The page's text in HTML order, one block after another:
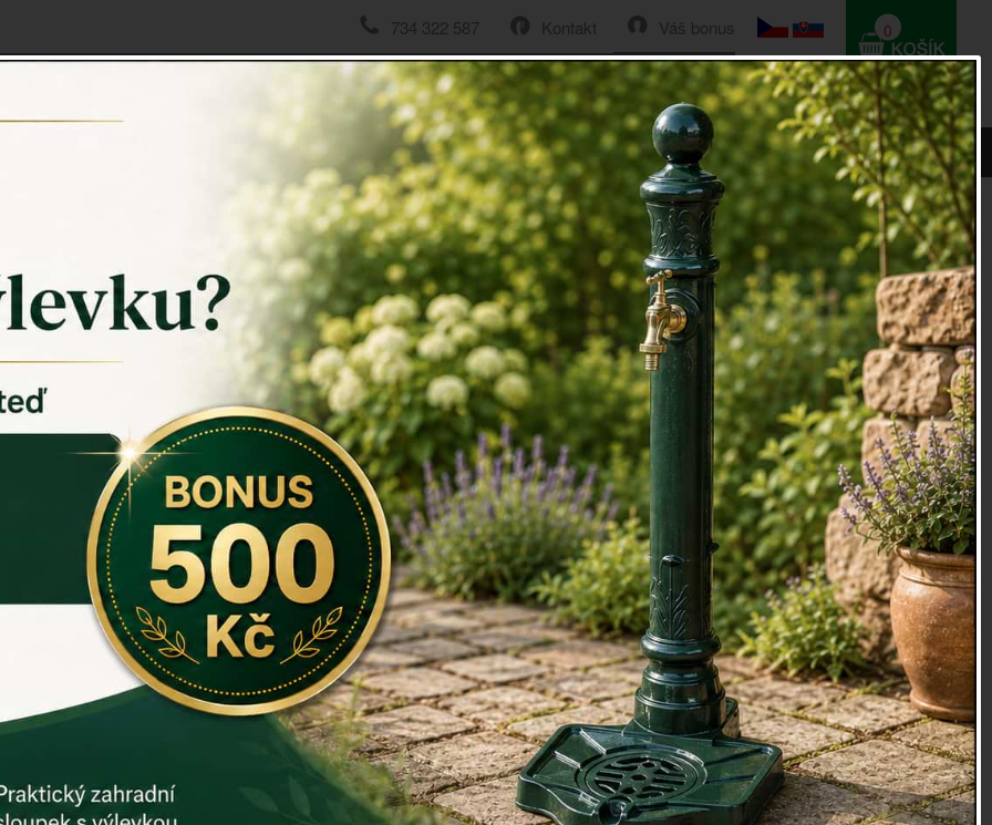
Váš bonus
Kontakt
734 322 587
HLEDAT
0
0 Kč
Chňapka tyrkysová
Chňapka tyrkysová
Chňapkado kuchyně prostě patří!
Využíváme ji při každodenním vaření či pečení. Díky tomuto malému
pomocníkovy uchráníme své ruce před popáleninami.
Chňapka bývá většinou volně zavěšena na háčku, aby byla vždy
rychle po ruce. Jelikož je všem na očích, je dobré ji čas od času
vyměnit, aby nám nedělala v kuchyni ostudu.
Rozměry: 20x20cm
Materiál: prošívaná bavlněná chňapka
Záruka: 2 roky
Kód:dek3245
Další parametry
ČESKÁ VÝROBA